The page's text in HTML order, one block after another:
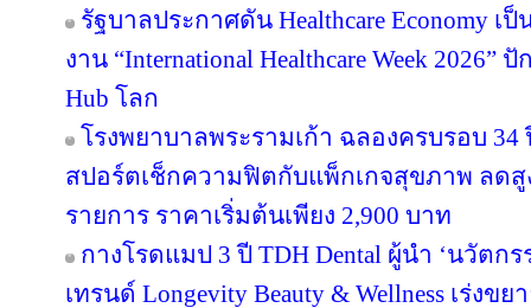
รัฐบาลประกาศดัน Healthcare Economy เ
งาน “International Healthcare Week
Hub โลก
โรงพยาบาลพระรามเก้า ฉลองครบรอบ
สปอร์ตเช็กความฟิตกับแพ็กเกจสุขภาพ ลดสู
รายการ ราคาเริ่มต้นเพียง 2,900 บาท
กางโรดแมป 3 ปี TDH Dental ผู้นำ ‘นวัตก
เทรนด์ Longevity Beauty & Wellness เร่ง